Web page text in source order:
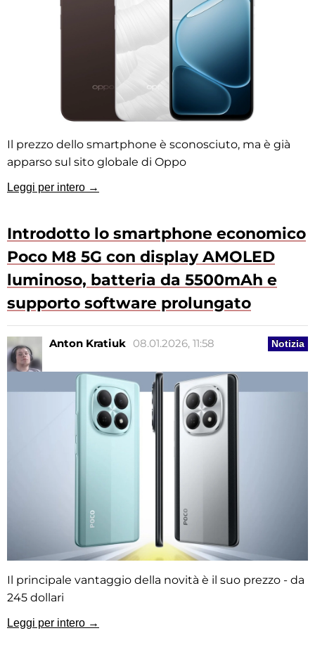
Il prezzo dello smartphone è sconosciuto, ma è già
apparso sul sito globale di Oppo
Leggi per intero →
Introdotto lo smartphone economico
Poco M8 5G con display AMOLED
luminoso, batteria da 5500mAh e
supporto software prolungato
Notizia
Anton Kratiuk 08.01.2026, 11:58
Il principale vantaggio della novità è il suo prezzo - da
245 dollari
Leggi per intero →